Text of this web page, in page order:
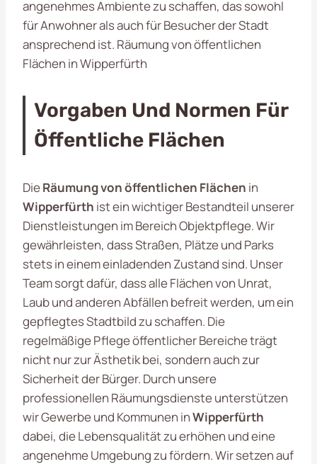
angenehmes Ambiente zu schaffen, das sowohl
für Anwohner als auch für Besucher der Stadt
ansprechend ist. Räumung von öffentlichen
Flächen in Wipperfürth
Vorgaben Und Normen Für
Öffentliche Flächen
DieRäumung von öffentlichen Flächen in
Wipperfürth ist ein wichtiger Bestandteil unserer
Dienstleistungen im Bereich Objektpflege. Wir
gewährleisten, dass Straßen, Plätze und Parks
stets in einem einladenden Zustand sind. Unser
Team sorgt dafür, dass alle Flächen von Unrat,
Laub und anderen Abfällen befreit werden, um ein
gepflegtes Stadtbild zu schaffen. Die
regelmäßige Pflege öffentlicher Bereiche trägt
nicht nur zur Ästhetik bei, sondern auch zur
Sicherheit der Bürger. Durch unsere
professionellen Räumungsdienste unterstützen
wir Gewerbe und Kommunen inWipperfürth
dabei, die Lebensqualität zu erhöhen und eine
angenehme Umgebung zu fördern. Wir setzen auf